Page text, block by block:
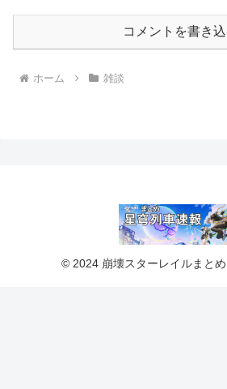
コメントを書き
ホーム 雑談
© 2024 崩壊スターレイルまと